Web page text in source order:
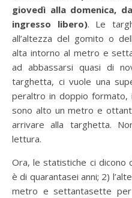
giovedì alla domenica,
ingresso libero). Le
all’altezza del gomito o
alta intorno al metro e
ad abbassarsi quasi di
targhetta, ci vuole una
peraltro in doppio formato,
sono alto un metro e
arrivare alla targhetta.
lettura.
Ora, le statistiche ci dicono
è di quarantasei anni; 2)
metro e settantasette